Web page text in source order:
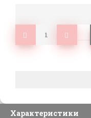
Характеристики